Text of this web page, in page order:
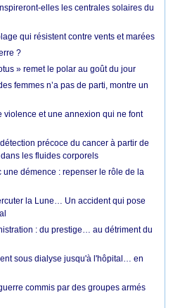
elles les centrales solaires du
qui résistent contre vents et marées
?
» remet le polar au goût du jour
femmes n’a pas de parti, montre un
violence et une annexion qui ne font
précoce du cancer à partir de
les fluides corporels
démence : repenser le rôle de la
la Lune… Un accident qui pose
: du prestige… au détriment du
sous dialyse jusqu'à l'hôpital… en
commis par des groupes armés